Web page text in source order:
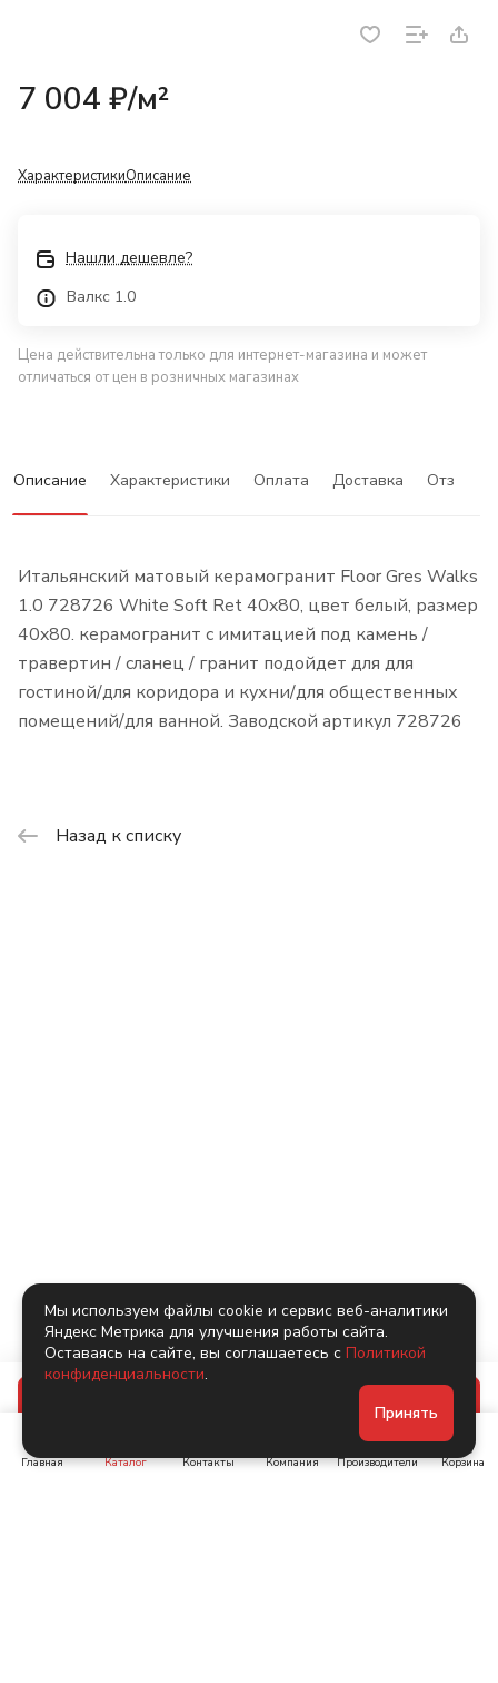
7 004 ₽/м²
ХарактеристикиОписание
Нашли дешевле?
Валкс 1.0
Цена действительна только для интернет-магазина и может
отличаться от цен в розничных магазинах
Описание Характеристики Оплата Доставка Отзывы
Итальянский матовый керамогранит Floor Gres Walks
1.0 728726 White Soft Ret 40x80, цвет белый, размер
40x80. керамогранит с имитацией под камень /
травертин / сланец / гранит подойдет для для
гостиной/для коридора и кухни/для общественных
помещений/для ванной. Заводской артикул 728726
Назад к списку
Главная Каталог Контакты Компания Производители Корзина
Мы используем файлы cookie и сервис веб-аналитики
Яндекс Метрика для улучшения работы сайта.
Оставаясь на сайте, вы соглашаетесь с Политикой
конфиденциальности.
Принять